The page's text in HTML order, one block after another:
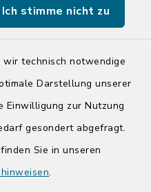
Ich stimme nicht zu
technisch notwendige
Darstellung unserer
Einwilligung zur Nutzung
gesondert abgefragt.
Sie in unseren
.
Bad Segeberg